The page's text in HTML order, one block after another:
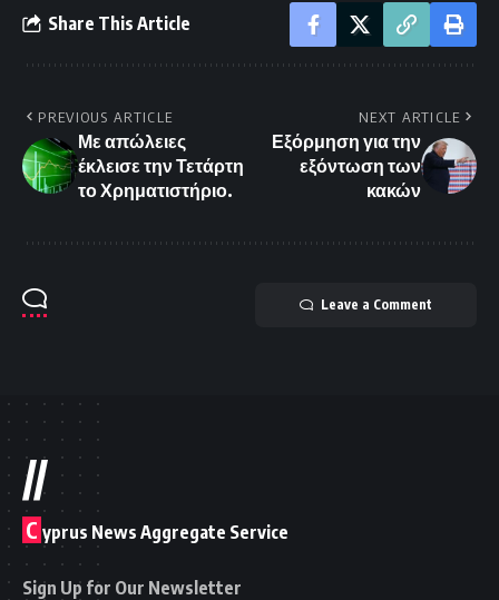
Share This Article
PREVIOUS ARTICLE
Με απώλειες
έκλεισε την Τετάρτη
το Χρηματιστήριο.
NEXT ARTICLE
Εξόρμηση για την
εξόντωση των
κακών
Leave a Comment
//
C yprus News Aggregate Service
Sign Up for Our Newsletter